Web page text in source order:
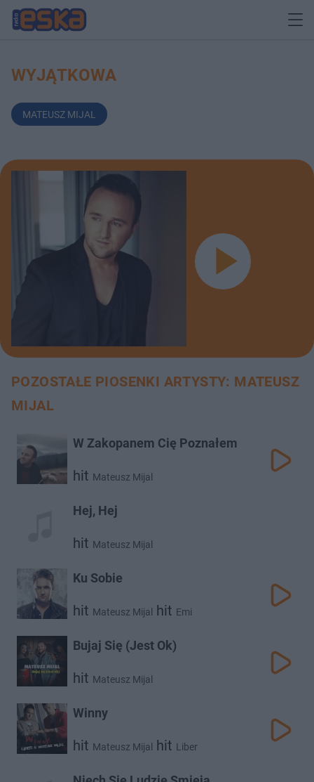
WYJĄTKOWA
MATEUSZ MIJAL
POZOSTAŁE PIOSENKI ARTYSTY: MATEUSZ
MIJAL
W Zakopanem Cię Poznałem
hit Mateusz Mijal
Hej, Hej
hit Mateusz Mijal
Ku Sobie
hit Mateusz Mijal hit Emi
Bujaj Się (Jest Ok)
hit Mateusz Mijal
Winny
hit Mateusz Mijal hit Liber